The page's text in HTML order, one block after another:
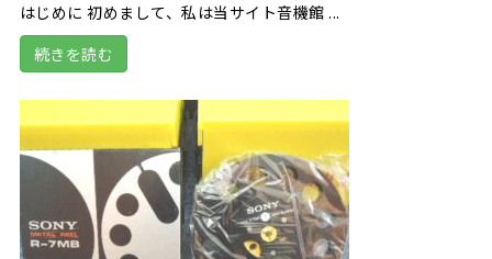
はじめに 初めまして、私は当サイト音機館 ...
続きを読む